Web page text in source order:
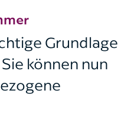
Grundlage
können nun